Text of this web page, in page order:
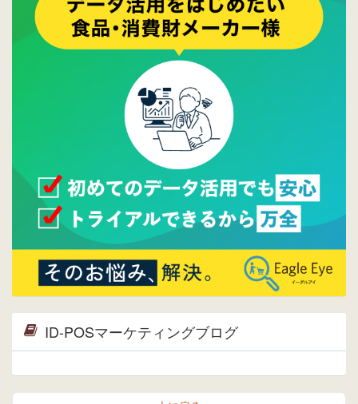
2015/10/19
ウレコンのサイト機能を大幅バージョンアッ
プ。詳細はこちら。⇒告知ページへ
2015/09/28
ウレコンが機能拡充し、サイトリニューアル
しました。⇒
ウレコンFacebook
Facebookページを開設しました。詳細は
ら。
ウレコンサイトリリースしました。
ID-POSマーケティングブログ